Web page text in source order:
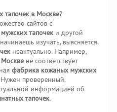
тапочек в Москве?
сайтов с
тапочек и другой
изучать, выясняется,
неактуально. Например,
не соответствует
фабрика кожаных мужских
Нужен проверенный,
информацией об
тапочек.